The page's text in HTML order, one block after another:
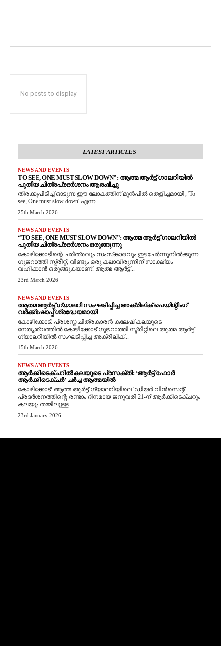
No posts to display
LATEST ARTICLES
NEWS AND EVENTS
TO SEE, ONE MUST SLOW DOWN”: ആത്മ ആർട്ട് ഗാലറിയിൽ
പുതിയ ചിത്രപ്രദർശനം ആരംഭിച്ചു
തിരക്കുപിടിച്ച് ഓടുന്ന ഈ ലോകത്തിന് മുൻപിൽ തെളിച്ചമായി , 'To
see, One must slow down' എന്ന...
25th March 2026
NEWS AND EVENTS
“TO SEE, ONE MUST SLOW DOWN”: ആത്മ ആർട്ട് ഗാലറിയിൽ
പുതിയ ചിത്രപ്രദർശനം ഒരുങ്ങുന്നു
കോഴിക്കോടിന്റെ ചരിത്രവും സംസ്‌കാരവും ഇഴചേർന്നുനിൽക്കുന്ന
ഗുജറാത്തി സ്ട്രീറ്റ്, വീണ്ടും ഒരു കലാവിരുന്നിന് സാക്ഷ്യം
വഹിക്കാൻ ഒരുങ്ങുകയാണ്. ആത്മ ആർട്ട്...
23rd March 2026
NEWS AND EVENTS
ആത്മ ആർട്ട് ഗ്യാലറി സംഘടിപ്പിച്ച അക്രിലിക് പെയിന്റിംഗ്
വർക്ക്‌ഷോപ്പ് ശ്രദ്ധേയമായി
കോഴിക്കോട്: പ്രശസ്ത ചിത്രകാരൻ കലേഷ് കലയുടെ
നേതൃത്വത്തിൽ കോഴിക്കോട് ഗുജറാത്തി സ്ട്രീറ്റിലെ ആത്മ ആർട്ട്
ഗ്യാലറിയിൽ സംഘടിപ്പിച്ച അക്രിലിക്...
15th March 2026
NEWS AND EVENTS
ആർക്കിടെക്ചറിൽ കലയുടെ പ്രസക്തി: ‘ആർട്ട് ഫോർ
ആർക്കിടെക്ചർ’ ചർച്ച ആത്മയിൽ
​കോഴിക്കോട്: ആത്മ ആർട്ട് ഗ്യാലറിയിലെ 'ഡിയർ വിൻസെന്റ്'
പ്രദർശനത്തിന്റെ രണ്ടാം ദിനമായ ജനുവരി 21-ന് ആർക്കിടെക്ചറും
കലയും തമ്മിലുള്ള...
23rd January 2026